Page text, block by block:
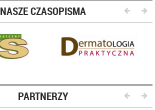
NASZE CZASOPISMA
PARTNERZY